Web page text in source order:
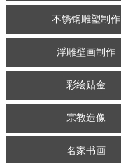
不锈钢雕塑制作
浮雕壁画制作
彩绘贴金
宗教造像
名家书画